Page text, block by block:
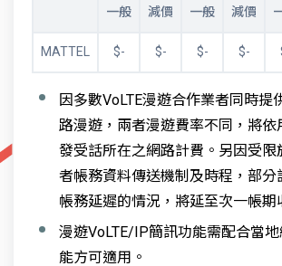
一般
減價 一般 減價
MATTEL $- $- $- $-
因多數VoLTE漫遊合作業者同時提
路漫遊，兩者漫遊費率不同，將依
發受話所在之網路計費。另因受限
者帳務資料傳送機制及時程，部分
帳務延遲的情況，將延至次一帳期
漫遊VoLTE/IP簡訊功能需配合當
能方可適用。